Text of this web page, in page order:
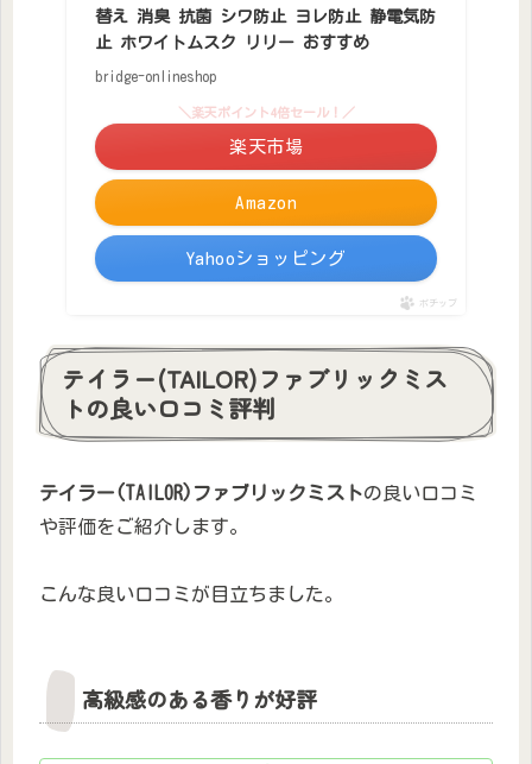
替え 消臭 抗菌 シワ防止 ヨレ防止 静電気防
止 ホワイトムスク リリー おすすめ
bridge-onlineshop
Amazon
＼楽天ポイント4倍セール！／
楽天市場
Yahooショッピング
ポチップ
テイラー(TAILOR)ファブリックミス
トの良い口コミ評判
テイラー(TAILOR)ファブリックミストの良い口コミ
や評価をご紹介します。
こんな良い口コミが目立ちました。
高級感のある香りが好評